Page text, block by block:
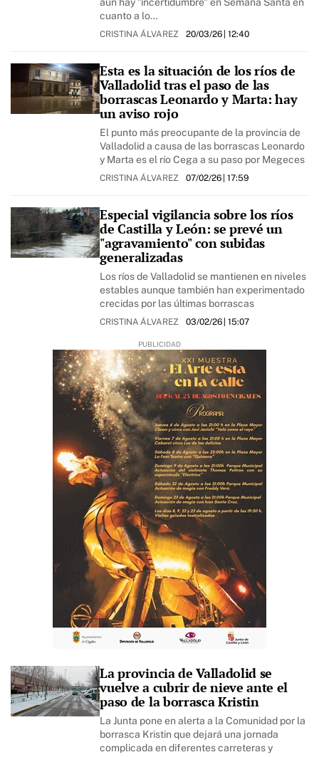
aún hay "incertidumbre" en Semana Santa en
cuanto a lo…
CRISTINA ÁLVAREZ 20/03/26| 12:40
Esta es la situación de los ríos de
Valladolid tras el paso de las
borrascas Leonardo y Marta: hay
un aviso rojo
El punto más preocupante de la provincia de
Valladolid a causa de las borrascas Leonardo
y Marta es el río Cega a su paso por Megeces
CRISTINA ÁLVAREZ 07/02/26| 17:59
Especial vigilancia sobre los ríos
de Castilla y León: se prevé un
"agravamiento" con subidas
generalizadas
Los ríos de Valladolid se mantienen en niveles
estables aunque también han experimentado
crecidas por las últimas borrascas
CRISTINA ÁLVAREZ 03/02/26| 15:07
La provincia de Valladolid se
vuelve a cubrir de nieve ante el
paso de la borrasca Kristin
La Junta pone en alerta a la Comunidad por la
borrasca Kristin que dejará una jornada
complicada en diferentes carreteras y